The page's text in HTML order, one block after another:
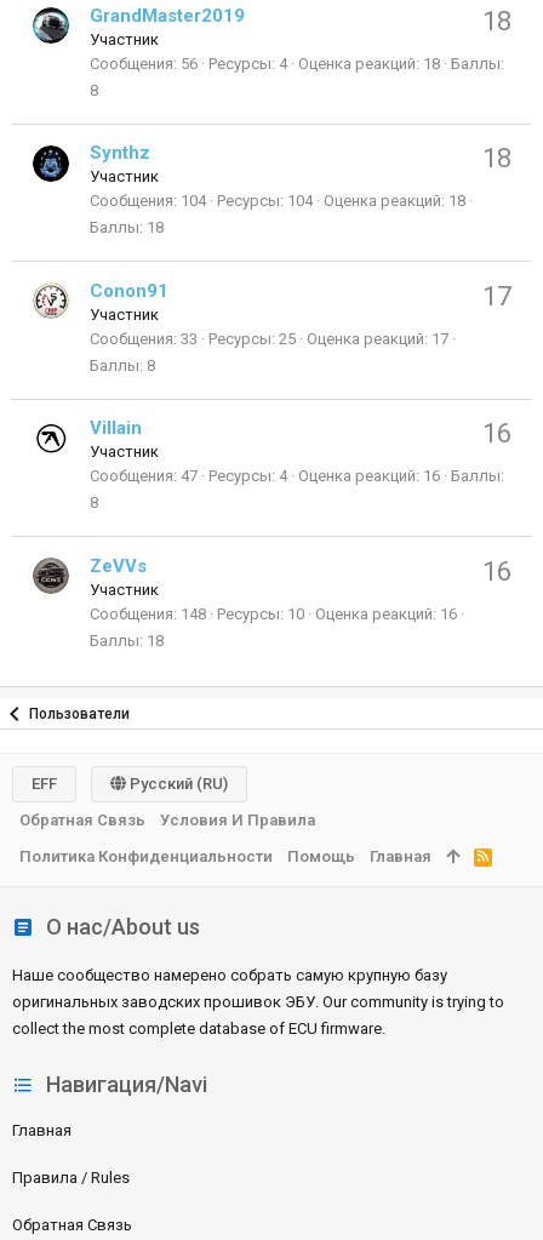
18
GrandMaster2019
Участник
Сообщения 56 Ресурсы 4 Оценка реакций 18 Баллы
8
18
Synthz
Участник
Сообщения 104 Ресурсы 104 Оценка реакций 18
Баллы 18
17
Conon91
Участник
Сообщения 33 Ресурсы 25 Оценка реакций 17
Баллы 8
16
Villain
Участник
Сообщения 47 Ресурсы 4 Оценка реакций 16 Баллы
8
16
ZeVVs
Участник
Сообщения 148 Ресурсы 10 Оценка реакций 16
Баллы 18
Пользователи
О нас/About us
Наше сообщество намерено собрать самую крупную базу
оригинальных заводских прошивок ЭБУ. Our community is trying to
collect the most complete database of ECU firmware.
Навигация/Navi
Главная
Правила / Rules
Обратная Связь
EFF
Русский (RU)
Обратная Связь
Условия И Правила
Политика Конфиденциальности
Помощь Главная
R
S